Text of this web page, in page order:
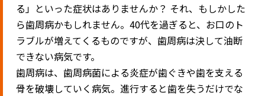
る」といった症状はありませんか？ それ、もしかした
ら歯周病かもしれません。40代を過ぎると、お口のト
ラブルが増えてくるものですが、歯周病は決して油断
できない病気です。
歯周病は、歯周病菌による炎症が歯ぐきや歯を支える
骨を破壊していく病気。進行すると歯を失うだけでな